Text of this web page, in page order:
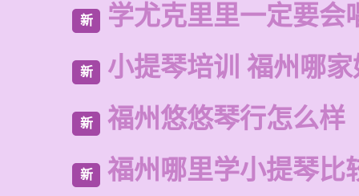
新 学尤克里里一定要会
新 小提琴培训 福州哪
新 福州悠悠琴行怎么样
新 福州哪里学小提琴比